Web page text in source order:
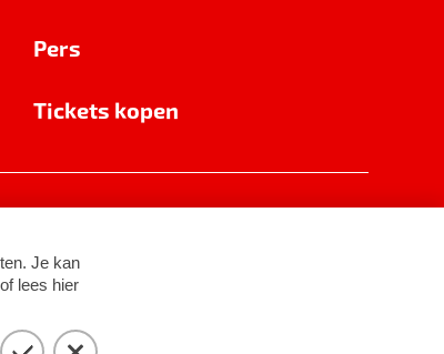
Pers
Tickets kopen